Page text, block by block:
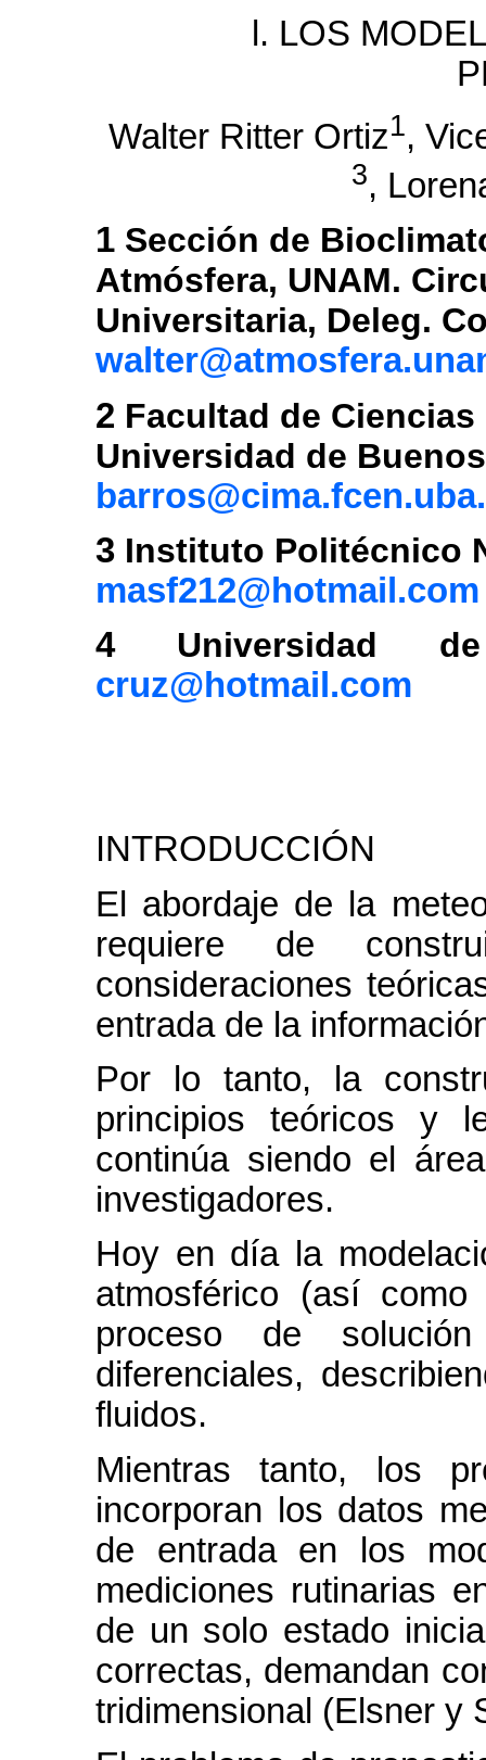
l. LOS
Walter Ritter Ortiz1,
3,
1 Sección de
Atmósfera, UNAM.
Universitaria, Deleg.
2 Facultad de
Universidad de
3 Instituto Politécnico
masf212@hotmail.com
4 Universidad
cruz@hotmail.com
INTRODUCCIÓN
El abordaje de la
requiere de
consideraciones
entrada de la
Por lo tanto, la
principios teóricos y
continúa siendo el
investigadores.
Hoy en día la
atmosférico (así
proceso de
diferenciales,
fluidos.
Mientras tanto, los
incorporan los datos
de entrada en los
mediciones rutinarias
de un solo estado
correctas, demandan
tridimensional (Elsner y